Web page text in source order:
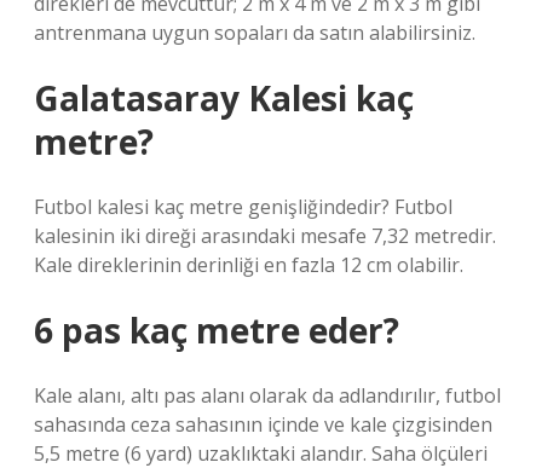
antrenmana uygun sopaları da satın alabilirsiniz.
Galatasaray Kalesi kaç
metre?
Futbol kalesi kaç metre genişliğindedir? Futbol
kalesinin iki direği arasındaki mesafe 7,32 metredir.
Kale direklerinin derinliği en fazla 12 cm olabilir.
6 pas kaç metre eder?
Kale alanı, altı pas alanı olarak da adlandırılır, futbol
sahasında ceza sahasının içinde ve kale çizgisinden
5,5 metre (6 yard) uzaklıktaki alandır. Saha ölçüleri